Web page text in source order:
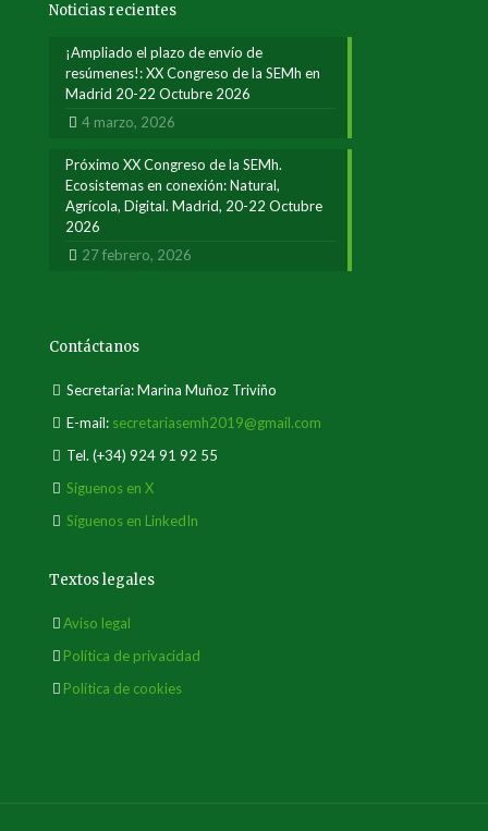
Noticias recientes
¡Ampliado el plazo de envío de
resúmenes!: XX Congreso de la SEMh en
Madrid 20-22 Octubre 2026
4 marzo, 2026
Próximo XX Congreso de la SEMh.
Ecosistemas en conexión: Natural,
Agrícola, Digital. Madrid, 20-22 Octubre
2026
27 febrero, 2026
Contáctanos
Secretaría: Marina Muñoz Triviño
E-mail: secretariasemh2019@gmail.com
Tel. (+34) 924 91 92 55
Síguenos en X
Síguenos en LinkedIn
Textos legales
Aviso legal
Política de privacidad
Política de cookies